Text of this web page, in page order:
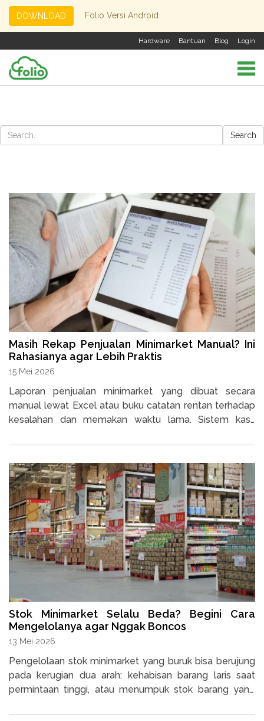
DOWNLOAD Folio Versi Android
Login
Blog
Bantuan
Hardware
Search
Masih Rekap Penjualan Minimarket Manual? Ini
Rahasianya agar Lebih Praktis
15 Mei 2026
Laporan penjualan minimarket yang dibuat secara
manual lewat Excel atau buku catatan rentan terhadap
kesalahan dan memakan waktu lama. Sistem kasir
hingga laporan uang masuk dan keluar yang bisa
diakses kapan saja tanpa harus berada di toko.
Stok Minimarket Selalu Beda? Begini Cara
Mengelolanya agar Nggak Boncos
13 Mei 2026
Pengelolaan stok minimarket yang buruk bisa berujung
pada kerugian dua arah: kehabisan barang laris saat
permintaan tinggi, atau menumpuk stok barang yang